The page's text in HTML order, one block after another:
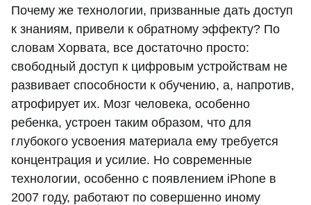
Почему же технологии, призванные дать доступ
к знаниям, привели к обратному эффекту? По
словам Хорвата, все достаточно просто:
свободный доступ к цифровым устройствам не
развивает способности к обучению, а, напротив,
атрофирует их. Мозг человека, особенно
ребенка, устроен таким образом, что для
глубокого усвоения материала ему требуется
концентрация и усилие. Но современные
технологии, особенно с появлением iPhone в
2007 году, работают по совершенно иному